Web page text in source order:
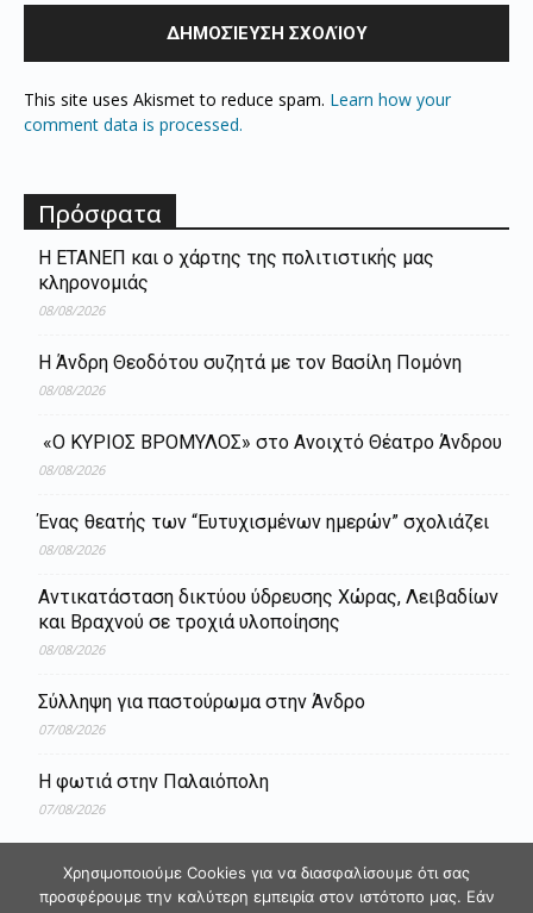
This site uses Akismet to reduce spam. Learn how your
comment data is processed.
Πρόσφατα
Η ΕΤΑΝΕΠ και ο χάρτης της πολιτιστικής μας
κληρονομιάς
08/08/2026
Η Άνδρη Θεοδότου συζητά με τον Βασίλη Πομόνη
08/08/2026
«Ο ΚΥΡΙΟΣ ΒΡΟΜΥΛΟΣ» στο Ανοιχτό Θέατρο Άνδρου
08/08/2026
Ένας θεατής των “Ευτυχισμένων ημερών” σχολιάζει
08/08/2026
Aντικατάσταση δικτύου ύδρευσης Χώρας, Λειβαδίων
και Βραχνού σε τροχιά υλοποίησης
08/08/2026
Σύλληψη για παστούρωμα στην Άνδρο
07/08/2026
Η φωτιά στην Παλαιόπολη
07/08/2026
Χρησιμοποιούμε Cookies για να διασφαλίσουμε ότι σας
προσφέρουμε την καλύτερη εμπειρία στον ιστότοπο μας. Εάν